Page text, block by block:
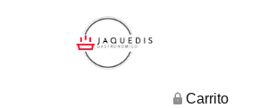
Carrito